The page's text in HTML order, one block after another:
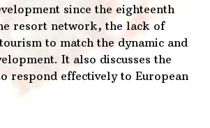
since the eighteenth
resort network, the lack of
to match the dynamic and
It also discusses the
respond effectively to European